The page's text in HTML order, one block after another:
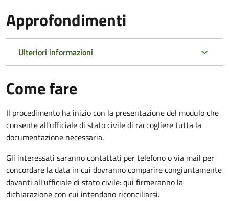
Approfondimenti
Ulteriori informazioni
Come fare
Il procedimento ha inizio con la presentazione del modulo che
consente all'ufficiale di stato civile di raccogliere tutta la
documentazione necessaria.
Gli interessati saranno contattati per telefono o via mail per
concordare la data in cui dovranno comparire congiuntamente
davanti all'ufficiale di stato civile: qui firmeranno la
dichiarazione con cui intendono riconciliarsi.